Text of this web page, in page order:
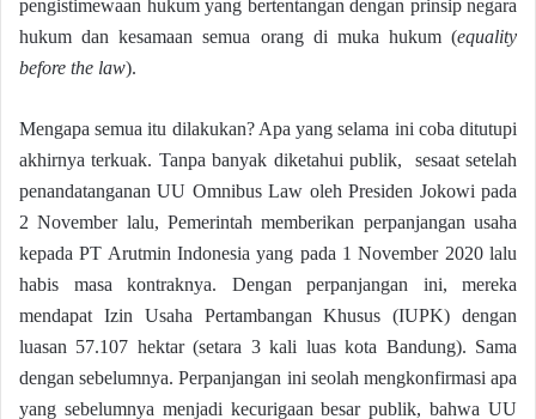
pengistimewaan hukum yang bertentangan dengan prinsip negara
hukum dan kesamaan semua orang di muka hukum (equality
before the law).
Mengapa semua itu dilakukan? Apa yang selama ini coba ditutupi
akhirnya terkuak. Tanpa banyak diketahui publik, sesaat setelah
penandatanganan UU Omnibus Law oleh Presiden Jokowi pada
2 November lalu, Pemerintah memberikan perpanjangan usaha
kepada PT Arutmin Indonesia yang pada 1 November 2020 lalu
habis masa kontraknya. Dengan perpanjangan ini, mereka
mendapat Izin Usaha Pertambangan Khusus (IUPK) dengan
luasan 57.107 hektar (setara 3 kali luas kota Bandung). Sama
dengan sebelumnya. Perpanjangan ini seolah mengkonfirmasi apa
yang sebelumnya menjadi kecurigaan besar publik, bahwa UU